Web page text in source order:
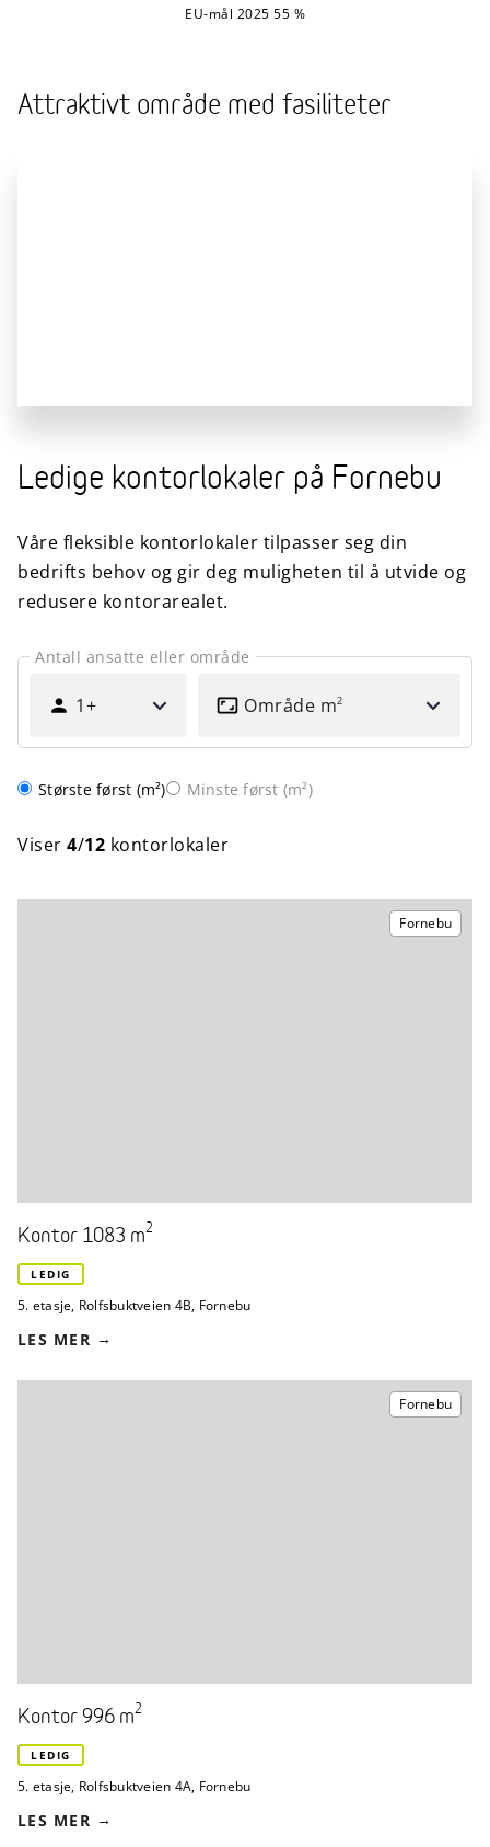
EU-mål 2025 55 %
Attraktivt område med fasiliteter
Ledige kontorlokaler på Fornebu
Våre fleksible kontorlokaler tilpasser seg din
bedrifts behov og gir deg muligheten til å utvide og
redusere kontorarealet.
Antall ansatte eller område
HVOR
MANGE 1+ Område m2
Sorter etter
Største først (m²) Minste først (m²)
Viser 4/12 kontorlokaler
Fornebu
Kontor 1083 m2
LEDIG
5. etasje, Rolfsbuktveien 4B, Fornebu
LES MER
Fornebu
Kontor 996 m2
LEDIG
5. etasje, Rolfsbuktveien 4A, Fornebu
LES MER